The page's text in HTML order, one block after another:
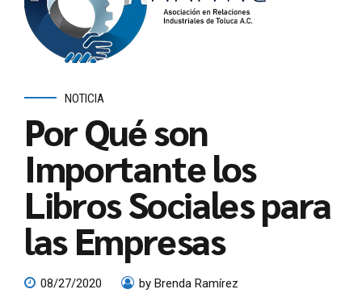
NOTICIA
Por Qué son
Importante los
Libros Sociales para
las Empresas
08/27/2020 by Brenda Ramírez